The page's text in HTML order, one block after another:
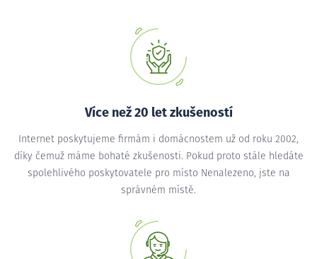
Více než 20 let zkušeností
Internet poskytujeme firmám i domácnostem už od roku 2002,
díky čemuž máme bohaté zkušenosti. Pokud proto stále hledáte
spolehlivého poskytovatele pro místo Nenalezeno, jste na
správném místě.